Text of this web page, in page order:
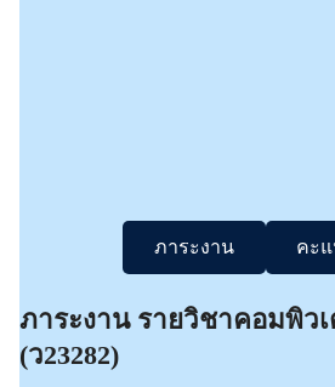
ภาระงาน คะ
ภาระงาน รายวิชาคอมพิวเ
(ว23282)